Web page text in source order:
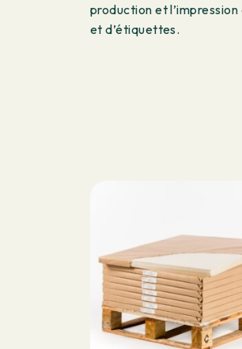
production et
et d’étiquettes.